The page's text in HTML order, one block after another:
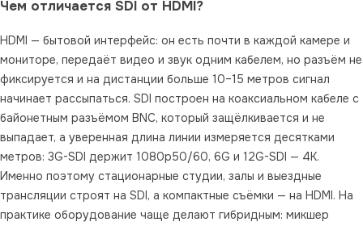
Чем отличается SDI от HDMI?
HDMI — бытовой интерфейс: он есть почти в каждой камере и
мониторе, передаёт видео и звук одним кабелем, но разъём не
фиксируется и на дистанции больше 10–15 метров сигнал
начинает рассыпаться. SDI построен на коаксиальном кабеле с
байонетным разъёмом BNC, который защёлкивается и не
выпадает, а уверенная длина линии измеряется десятками
метров: 3G-SDI держит 1080p50/60, 6G и 12G-SDI — 4K.
Именно поэтому стационарные студии, залы и выездные
трансляции строят на SDI, а компактные съёмки — на HDMI. На
практике оборудование чаще делают гибридным: микшер